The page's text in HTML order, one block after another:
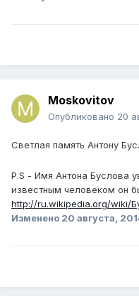
Moskovitov
Опубликовано 20
Светлая память Антону
P.S - Имя Антона Буслова
известным человеком он
http://ru.wikipedia.org/wiki/
Изменено 20 августа,